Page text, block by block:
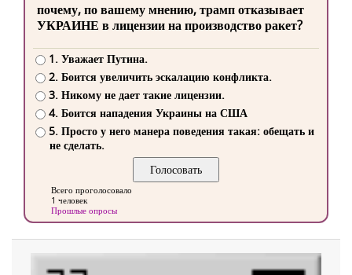
почему, по вашему мнению, трамп отказывает
УКРАИНЕ в лицензии на производство ракет?
1. Уважает Путина.
2. Боится увеличить эскалацию конфликта.
3. Никому не дает такие лицензии.
4. Боится нападения Украины на США
5. Просто у него манера поведения такая: обещать и
не сделать.
Всего проголосовало
1 человек
Прошлые опросы